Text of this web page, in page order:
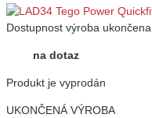
Dostupnost výroba ukončena
na dotaz
Produkt je vyprodán
UKONČENÁ VÝROBA